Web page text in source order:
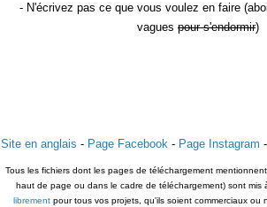
- N'écrivez pas ce que vous voulez en faire
vagues pour s'endormir)
Site en anglais - Page Facebook- Page Instagram -
Tous les fichiers dont les pages de téléchargement
haut de page ou dans le cadre de téléchargement) sont mis
librementpour tous vos projets, qu'ils soient commerciaux ou